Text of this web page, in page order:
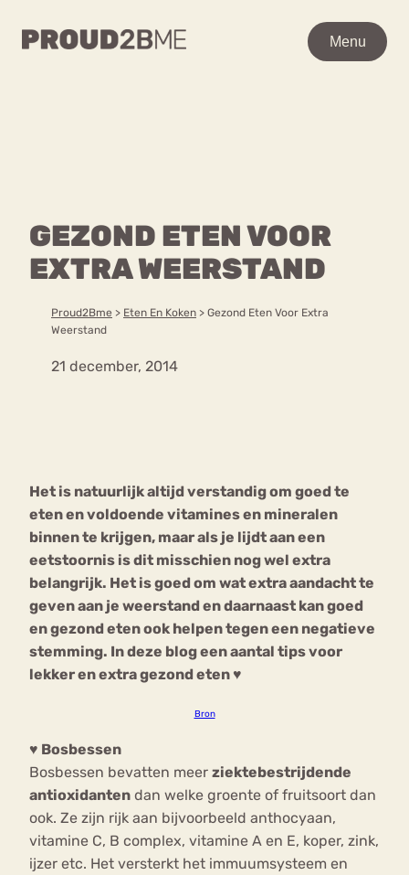
Menu
GEZOND ETEN VOOR
EXTRA WEERSTAND
Proud2Bme > Eten En Koken > Gezond Eten Voor Extra
Weerstand
21 december, 2014
Het is natuurlijk altijd verstandig om goed te
eten en voldoende vitamines en mineralen
binnen te krijgen, maar als je lijdt aan een
eetstoornis is dit misschien nog wel extra
belangrijk. Het is goed om wat extra aandacht te
geven aan je weerstand en daarnaast kan goed
en gezond eten ook helpen tegen een negatieve
stemming. In deze blog een aantal tips voor
lekker en extra gezond eten ♥
Bron
♥ Bosbessen
Bosbessen bevatten meer ziektebestrijdende
antioxidanten dan welke groente of fruitsoort dan
ook. Ze zijn rijk aan bijvoorbeeld anthocyaan,
vitamine C, B complex, vitamine A en E, koper, zink,
ijzer etc. Het versterkt het immuumsysteem en
Menu
Content
Over ons
Forum
WAAR BEN JE NAAR OP
Over proud2bme
Contact
Vacatures
Privacyverklaring
mia
Nerv
osa
Eetstoornis Anorexia Nervosa
Eetbuien Piekeren Sport
Trauma
Orthorexia
Afvallen Angst